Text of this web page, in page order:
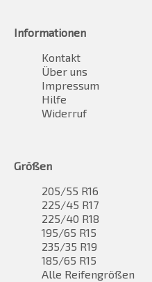
Informationen
Kontakt
Über uns
Impressum
Hilfe
Widerruf
Größen
205/55 R16
225/45 R17
225/40 R18
195/65 R15
235/35 R19
185/65 R15
Alle Reifengrößen